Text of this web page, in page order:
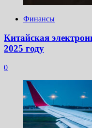
Финансы
Китайская
2025 году
0